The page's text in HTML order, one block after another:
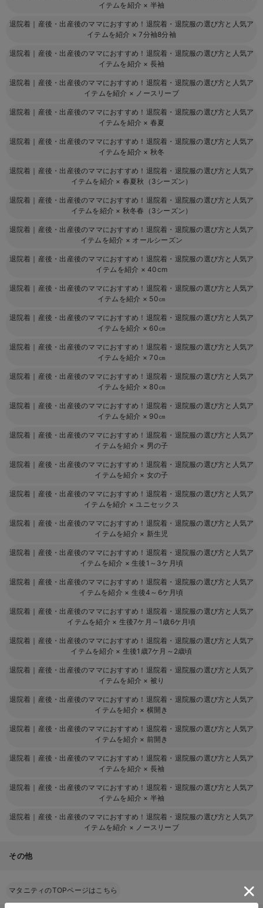
イテムを紹介 × 半袖
退院着｜産後・出産後のママにおすすめ！退院着・退院服の選び方と人気ア
イテムを紹介 ×7分袖8分袖
退院着｜産後・出産後のママにおすすめ！退院着・退院服の選び方と人気ア
イテムを紹介 × 長袖
退院着｜産後・出産後のママにおすすめ！退院着・退院服の選び方と人気ア
イテムを紹介 × ノースリーブ
退院着｜産後・出産後のママにおすすめ！退院着・退院服の選び方と人気ア
イテムを紹介 × 春夏
退院着｜産後・出産後のママにおすすめ！退院着・退院服の選び方と人気ア
イテムを紹介 × 秋冬
退院着｜産後・出産後のママにおすすめ！退院着・退院服の選び方と人気ア
イテムを紹介 × 春夏秋（3シーズン）
退院着｜産後・出産後のママにおすすめ！退院着・退院服の選び方と人気ア
イテムを紹介 × 秋冬春（3シーズン）
退院着｜産後・出産後のママにおすすめ！退院着・退院服の選び方と人気ア
イテムを紹介 × オールシーズン
退院着｜産後・出産後のママにおすすめ！退院着・退院服の選び方と人気ア
イテムを紹介 ×40cm
退院着｜産後・出産後のママにおすすめ！退院着・退院服の選び方と人気ア
イテムを紹介 × 50㎝
退院着｜産後・出産後のママにおすすめ！退院着・退院服の選び方と人気ア
イテムを紹介 × 60㎝
退院着｜産後・出産後のママにおすすめ！退院着・退院服の選び方と人気ア
イテムを紹介 ×70㎝
退院着｜産後・出産後のママにおすすめ！退院着・退院服の選び方と人気ア
イテムを紹介 × 80㎝
退院着｜産後・出産後のママにおすすめ！退院着・退院服の選び方と人気ア
イテムを紹介 × 90㎝
退院着｜産後・出産後のママにおすすめ！退院着・退院服の選び方と人気ア
イテムを紹介 × 男の子
退院着｜産後・出産後のママにおすすめ！退院着・退院服の選び方と人気ア
イテムを紹介 × 女の子
退院着｜産後・出産後のママにおすすめ！退院着・退院服の選び方と人気ア
イテムを紹介 ×ユニセックス
退院着｜産後・出産後のママにおすすめ！退院着・退院服の選び方と人気ア
イテムを紹介 × 新生児
退院着｜産後・出産後のママにおすすめ！退院着・退院服の選び方と人気ア
イテムを紹介 ×生後1～3ケ月頃
退院着｜産後・出産後のママにおすすめ！退院着・退院服の選び方と人気ア
イテムを紹介 × 生後4～6ケ月頃
退院着｜産後・出産後のママにおすすめ！退院着・退院服の選び方と人気ア
イテムを紹介 × 生後7ケ月～1歳6ケ月頃
退院着｜産後・出産後のママにおすすめ！退院着・退院服の選び方と人気ア
イテムを紹介 × 生後1歳7ケ月～2歳頃
退院着｜産後・出産後のママにおすすめ！退院着・退院服の選び方と人気ア
イテムを紹介 × 被り
退院着｜産後・出産後のママにおすすめ！退院着・退院服の選び方と人気ア
イテムを紹介 × 横開き
退院着｜産後・出産後のママにおすすめ！退院着・退院服の選び方と人気ア
イテムを紹介 × 前開き
退院着｜産後・出産後のママにおすすめ！退院着・退院服の選び方と人気ア
イテムを紹介 × 長袖
退院着｜産後・出産後のママにおすすめ！退院着・退院服の選び方と人気ア
イテムを紹介 × 半袖
退院着｜産後・出産後のママにおすすめ！退院着・退院服の選び方と人気ア
イテムを紹介 × ノースリーブ
その他
マタニティのTOPページはこちら